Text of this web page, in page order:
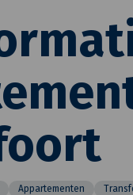
Appartementen